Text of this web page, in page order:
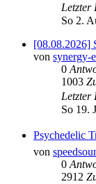
Letzter
So 2.
[08.08.2026]
von synergy-
0
1003
Letzter
So 19.
Psychedelic
von
0
2912